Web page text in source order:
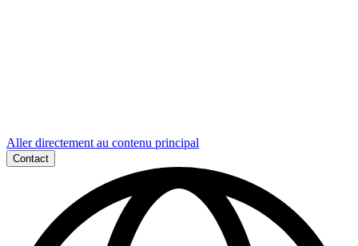
Aller directement au contenu principal
Contact